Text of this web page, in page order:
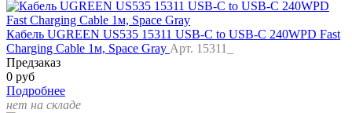
Кабель UGREEN US535 15311 USB-C to USB-C 240WPD Fast
Charging Cable 1м, Space Gray Арт. 15311_
Предзаказ
0 руб
Подробнее
нет на складе